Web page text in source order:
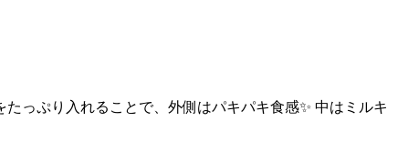
っぷり入れることで、外側はパキパキ食感✨ 中はミルキ